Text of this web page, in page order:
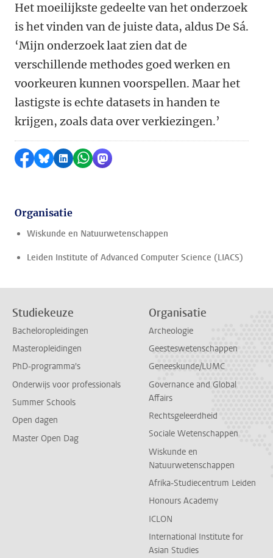
Het moeilijkste gedeelte van het onderzoek
is het vinden van de juiste data, aldus De Sá.
‘Mijn onderzoek laat zien dat de
verschillende methodes goed werken en
voorkeuren kunnen voorspellen. Maar het
lastigste is echte datasets in handen te
krijgen, zoals data over verkiezingen.’
Delen op Facebook
Delen via Bluesky
Delen op LinkedIn
Delen via WhatsApp
Delen via Mastodon
Organisatie
Wiskunde en Natuurwetenschappen
Leiden Institute of Advanced Computer Science (LIACS)
Studiekeuze
Bacheloropleidingen
Masteropleidingen
PhD-programma's
Onderwijs voor professionals
Summer Schools
Open dagen
Master Open Dag
Organisatie
Archeologie
Geesteswetenschappen
Geneeskunde/LUMC
Governance and Global
Affairs
Rechtsgeleerdheid
Sociale Wetenschappen
Wiskunde en
Natuurwetenschappen
Afrika-Studiecentrum Leiden
Honours Academy
ICLON
International Institute for
Asian Studies